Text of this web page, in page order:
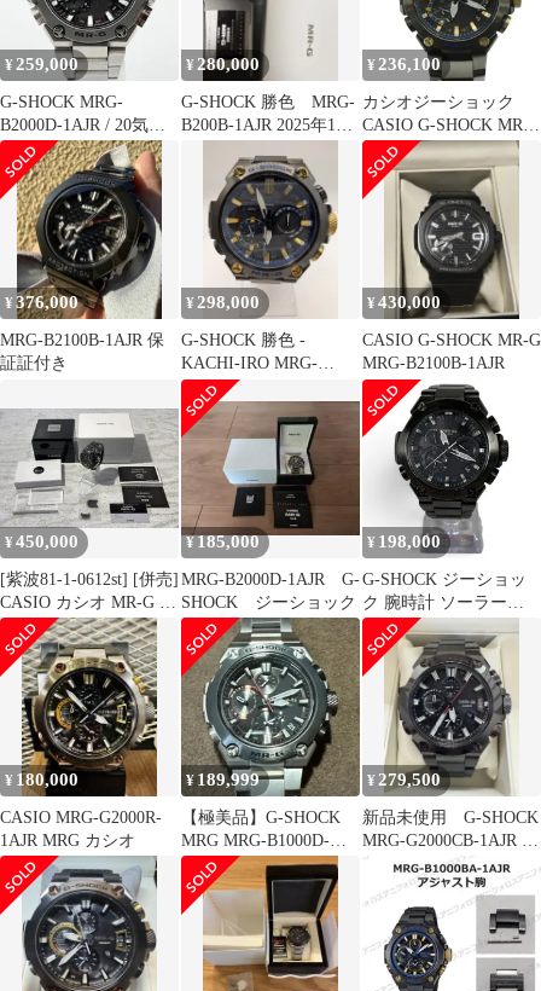
¥259,000
G-SHOCK MRG-
B2000D-1AJR / 20気圧
防水
¥ 280,000
G-SHOCK 勝色 MRG-
B200B-1AJR 2025年12
¥ 236,100
カシオジーショック
CASIO G-SHOCK MR-G
勝色 腕時計 電波ソーラ
ー チタン MRG-
B2000B-1AJR ブラック
/SS ■OS
¥376,000
MRG-B2100B-1AJR 保
証証付き
¥298,000
G-SHOCK 勝色 -
KACHI-IRO MRG-
B2000B-1AJR
¥430,000
CASIO G-SHOCK MR-G
MRG-B2100B-1AJR
¥450,000
[紫波81-1-0612st] [併売]
CASIO カシオ MR-G G-
SHOCK Gショック 鎚
起 TSUIKI MRG-
G2000HB-1AJR ブラッ
ク チタン[中古] [メン
ズ]
¥185,000
MRG-B2000D-1AJR G-
SHOCK ジーショック
¥ 198,000
G-SHOCK ジーショッ
ク 腕時計 ソーラー
MR-G MRG-B2000B-
1A1JR
¥ 180,000
CASIO MRG-G2000R-
1AJR MRG カシオ
¥ 189,999
【極美品】G-SHOCK
MRG MRG-B1000D-
1AJR MR-G
¥ 279,500
新品未使用 G-SHOCK
MRG-G2000CB-1AJR 黒
備え Gショック